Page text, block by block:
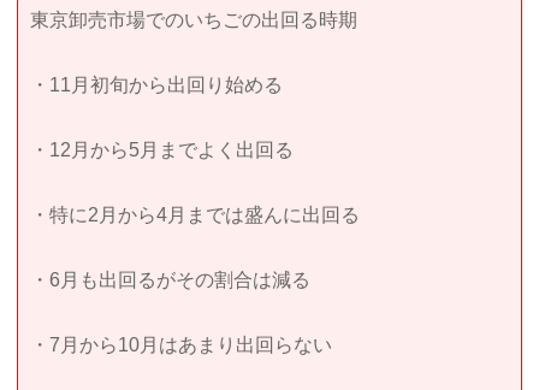
東京卸売市場でのいちごの出回る時期
・11月初旬から出回り始める
・12月から5月までよく出回る
・特に2月から4月までは盛んに出回る
・6月も出回るがその割合は減る
・7月から10月はあまり出回らない